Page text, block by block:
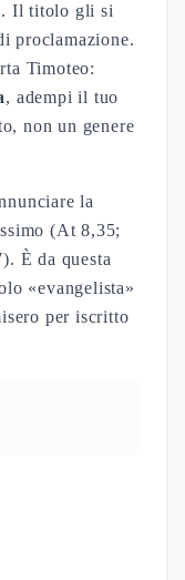
Il titolo gli si
proclamazione.
Timoteo:
, adempi il tuo
non un genere
la
(At 8,35;
È da questa
«evangelista»
per iscritto